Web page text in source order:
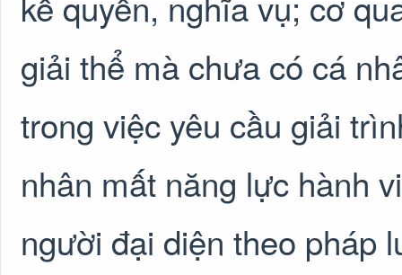
giải thể mà chưa có cá
trong việc yêu cầu giải
nhân mất năng lực hành
người đại diện theo pháp